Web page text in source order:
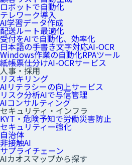
ロボットで自動化
テレワーク導入
AI学習データ作成
配送ルート最適化
受付をAIで自動化、効率化
日本語の手書き文字対応AI-OCR
Windows作業の自動化RPAツール
紙帳票仕分けAI-OCRサービス
人事・採用
リスキリング
AIリテラシーの向上サービス
リスク分析AIで与信管理
AIコンサルティング
セキュリティ・インフラ
KYT・危険予知で労働災害防止
セキュリティー強化
自治体
非接触AI
サプライチェーン
AIカオスマップから探す